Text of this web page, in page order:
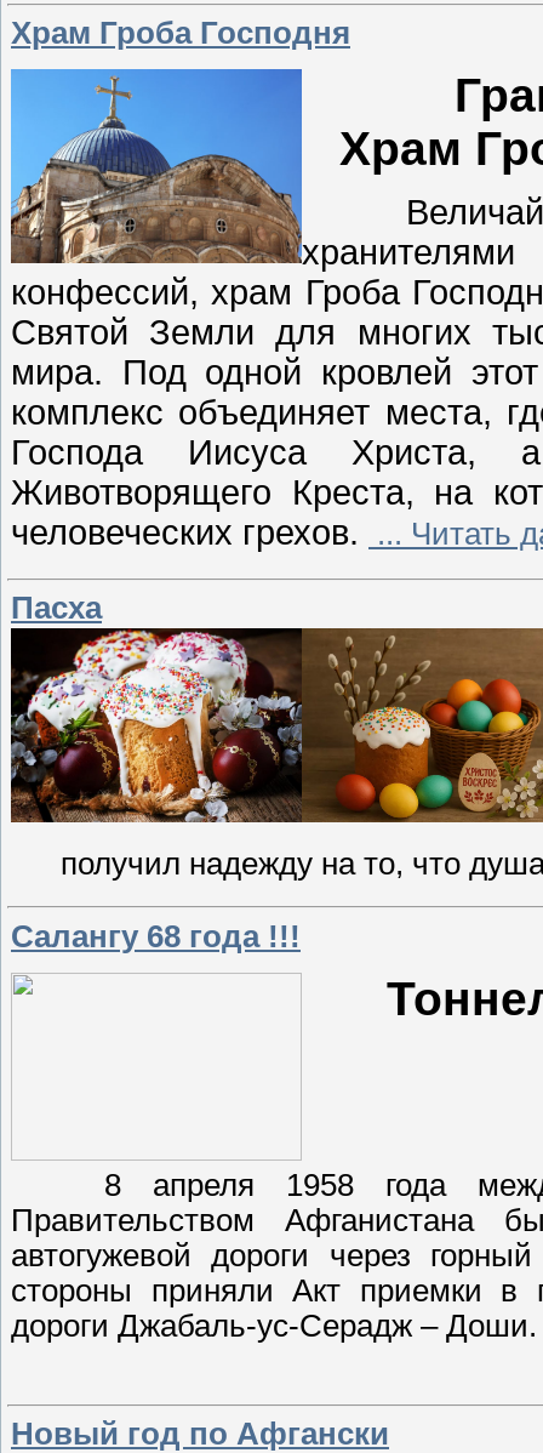
Храм Гроба Господня
Храм
конфессий, храм Гроба
Святой Земли для многих
мира. Под одной кровлей
комплекс объединяет места,
Господа Иисуса Христа,
Животворящего Креста, на
человеческих грехов.
... Читать
Пасха
получил надежду на то, что
Салангу 68 года !!!
8 апреля 1958 года между
Правительством Афганистана
автогужевой дороги через
стороны приняли Акт приемки в
дороги Джабаль-ус-Серадж –
Новый год по Афгански